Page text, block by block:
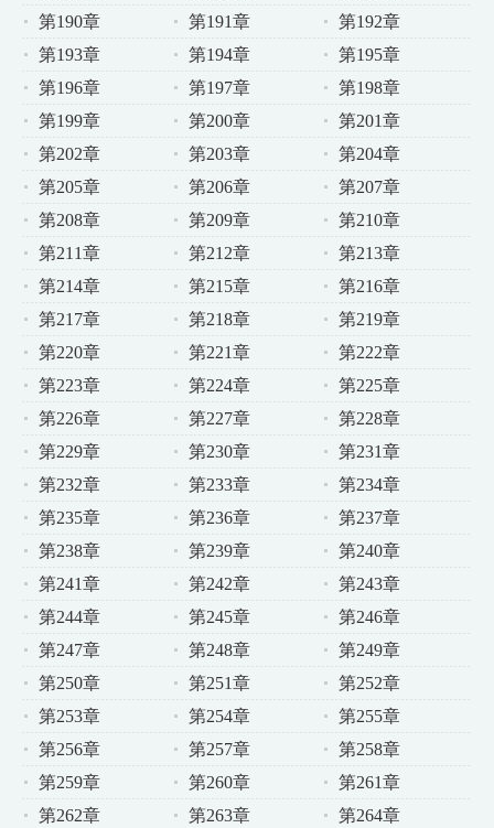
第190章
第191章
第192章
第193章
第194章
第195章
第196章
第197章
第198章
第199章
第200章
第201章
第202章
第203章
第204章
第205章
第206章
第207章
第208章
第209章
第210章
第211章
第212章
第213章
第214章
第215章
第216章
第217章
第218章
第219章
第220章
第221章
第222章
第223章
第224章
第225章
第226章
第227章
第228章
第229章
第230章
第231章
第232章
第233章
第234章
第235章
第236章
第237章
第238章
第239章
第240章
第241章
第242章
第243章
第244章
第245章
第246章
第247章
第248章
第249章
第250章
第251章
第252章
第253章
第254章
第255章
第256章
第257章
第258章
第259章
第260章
第261章
第262章
第263章
第264章